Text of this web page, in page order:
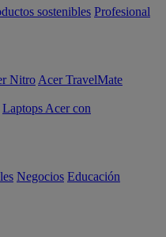
sostenibles Profesional
Nitro Acer TravelMate
Laptops Acer con
Negocios Educación